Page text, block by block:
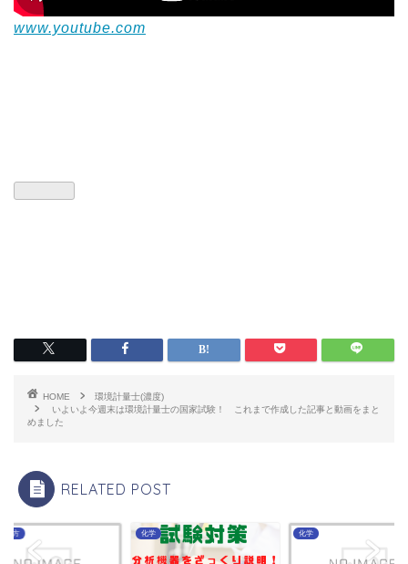
www.youtube.com
HOME
環境計量士(濃度)
いよいよ今週末は環境計量士の国家試験！ これまで作成した記事と動画をまと
めました
RELATED POST
仕方 化学 化学